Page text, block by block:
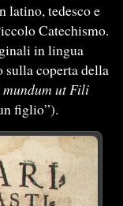
latino, tedesco e
Catechismo.
in lingua
sulla coperta della
ut Fili
figlio”).